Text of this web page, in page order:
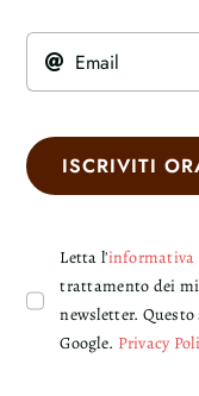
ISCRIVITI
Letta l'informativa
trattamento dei
newsletter.
Google. Privacy